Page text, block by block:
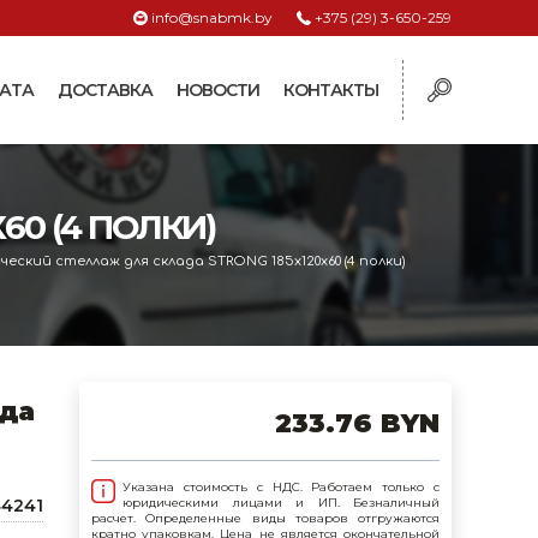
+375 (29) 3-650-259
info@snabmk.by
ДОСТАВКА НОВОСТИ КОНТАКТЫ
для систем
и
для
для птиц
(4 ПОЛКИ)
стеллаж для склада STRONG 185х120х60 (4 полки)
233.76 BYN
Указана стоимость с НДС. Работаем только с
юридическими лицами и ИП. Безналичный
расчет. Определенные виды товаров отгружаются
кратно упаковкам. Цена не является окончательной